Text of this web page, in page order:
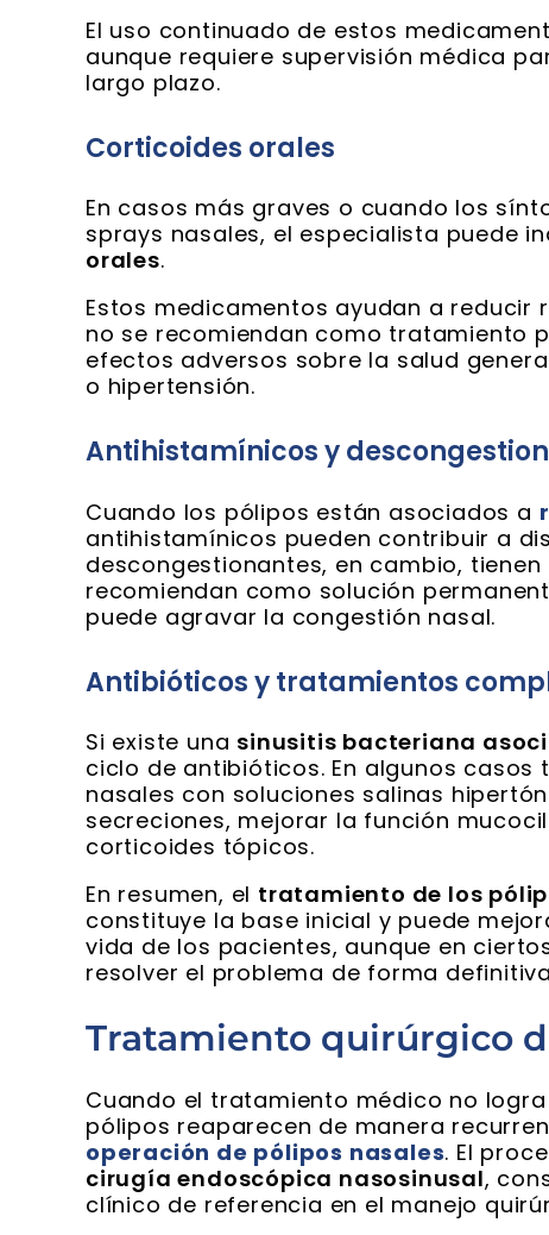
El uso continuado de estos
aunque requiere supervisión médica
largo plazo.
Corticoides orales
En casos más graves o cuando los
sprays nasales, el especialista puede
orales.
Estos medicamentos ayudan a
no se recomiendan como tratamiento
efectos adversos sobre la salud
o hipertensión.
Antihistamínicos y
Cuando los pólipos están asociados a
antihistamínicos pueden contribuir a
descongestionantes, en cambio,
recomiendan como solución
puede agravar la congestión nasal.
Antibióticos y tratamientos
Si existe una sinusitis bacteriana
ciclo de antibióticos. En algunos casos
nasales con soluciones salinas
secreciones, mejorar la función
corticoides tópicos.
En resumen, el tratamiento de los
constituye la base inicial y puede
vida de los pacientes, aunque en
resolver el problema de forma
Tratamiento quirúrgico
Cuando el tratamiento médico no
pólipos reaparecen de manera
operación de pólipos nasales. El
cirugía endoscópica nasosinusal,
clínico de referencia en el manejo